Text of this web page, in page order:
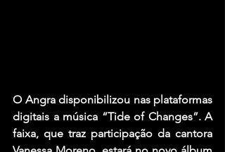
O Angra disponibilizou nas plataformas
digitais a música “Tide of Changes”. A
faixa, que traz participação da cantora